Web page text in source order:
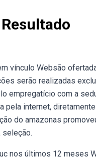
vínculo Websão
serão realizadas
empregatício com a
pela internet,
do amazonas
seleção.
nos últimos 12 meses